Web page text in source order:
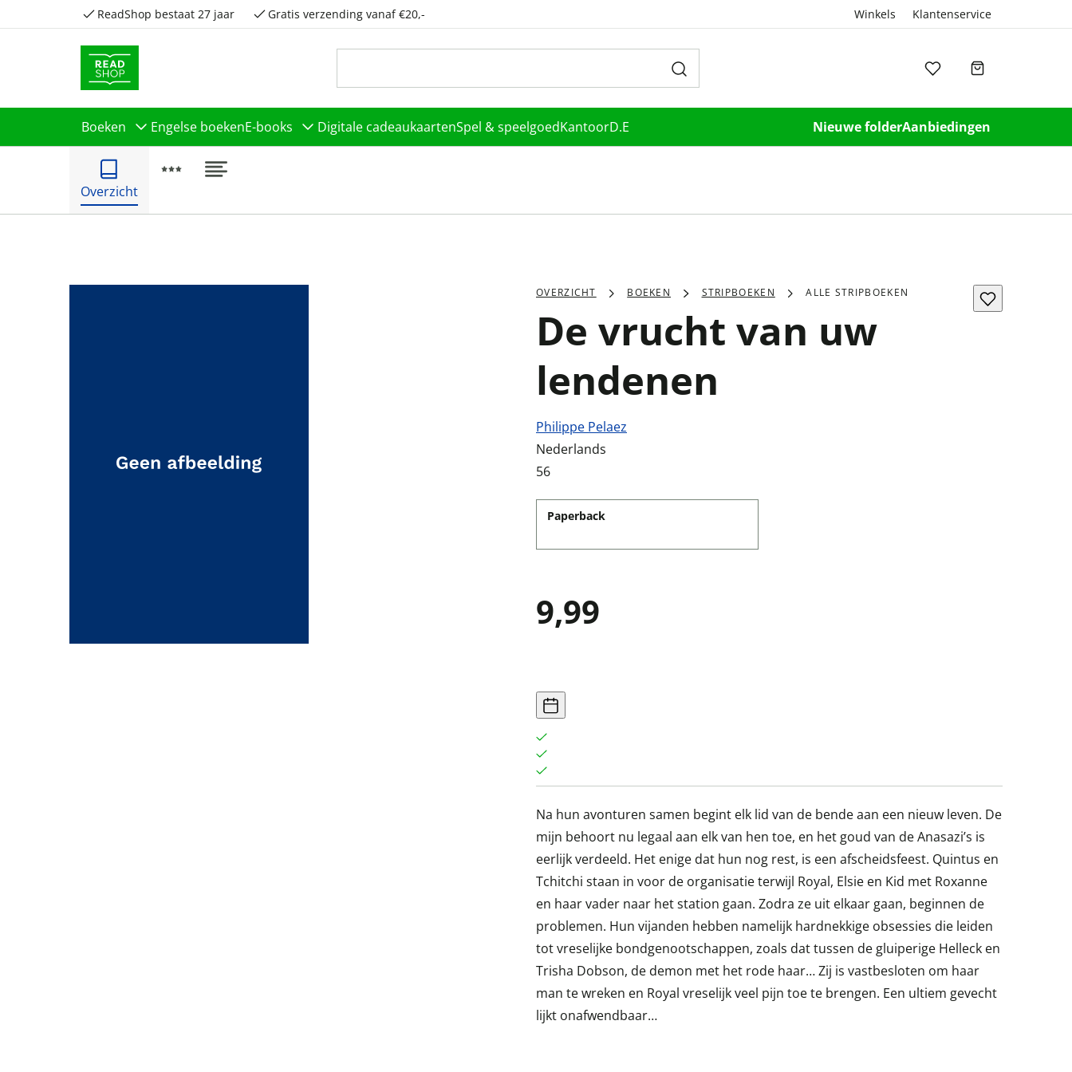
ReadShop bestaat 27 jaar Gratis verzending vanaf €20,- Winkels Klantenservice
Boeken Engelse boekenE-books Digitale cadeaukaartenSpel & speelgoedKantoorD.E Nieuwe folderAanbiedingen
Overzicht
OVERZICHT BOEKEN STRIPBOEKEN ALLE STRIPBOEKEN
De vrucht van uw
lendenen
Philippe Pelaez
Nederlands
56
Paperback
9,99
Na hun avonturen samen begint elk lid van de bende aan een nieuw leven. De
mijn behoort nu legaal aan elk van hen toe, en het goud van de Anasazi’s is
eerlijk verdeeld. Het enige dat hun nog rest, is een afscheidsfeest. Quintus en
Tchitchi staan in voor de organisatie terwijl Royal, Elsie en Kid met Roxanne
en haar vader naar het station gaan. Zodra ze uit elkaar gaan, beginnen de
problemen. Hun vijanden hebben namelijk hardnekkige obsessies die leiden
tot vreselijke bondgenootschappen, zoals dat tussen de gluiperige Helleck en
Trisha Dobson, de demon met het rode haar… Zij is vastbesloten om haar
man te wreken en Royal vreselijk veel pijn toe te brengen. Een ultiem gevecht
lijkt onafwendbaar…